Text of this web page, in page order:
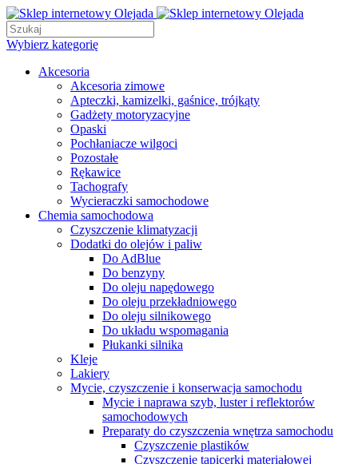
Wybierz kategorię
Akcesoria
Akcesoria zimowe
Apteczki, kamizelki, gaśnice, trójkąty
Gadżety motoryzacyjne
Opaski
Pochłaniacze wilgoci
Pozostałe
Rękawice
Tachografy
Wycieraczki samochodowe
Chemia samochodowa
Czyszczenie klimatyzacji
Dodatki do olejów i paliw
Do AdBlue
Do benzyny
Do oleju napędowego
Do oleju przekładniowego
Do oleju silnikowego
Do układu wspomagania
Płukanki silnika
Kleje
Lakiery
Mycie, czyszczenie i konserwacja samochodu
Mycie i naprawa szyb, luster i reflektorów
samochodowych
Preparaty do czyszczenia wnętrza samochodu
Czyszczenie plastików
Czyszczenie tapicerki materiałowej